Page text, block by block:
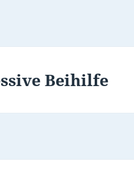
Beihilfe